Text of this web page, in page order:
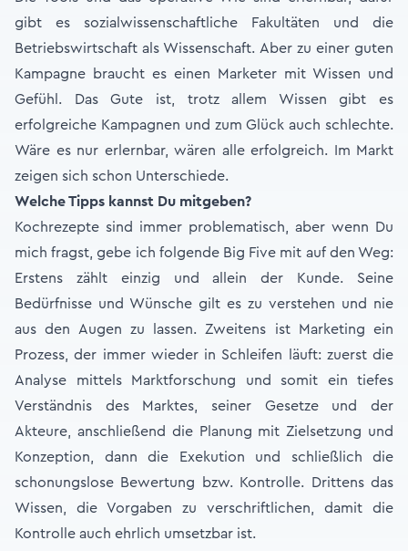
gibt es sozialwissenschaftliche Fakultäten und die
Betriebswirtschaft als Wissenschaft. Aber zu einer guten
Kampagne braucht es einen Marketer mit Wissen und
Gefühl. Das Gute ist, trotz allem Wissen gibt es
erfolgreiche Kampagnen und zum Glück auch schlechte.
Wäre es nur erlernbar, wären alle erfolgreich. Im Markt
zeigen sich schon Unterschiede.
Welche Tipps kannst Du mitgeben?
Kochrezepte sind immer problematisch, aber wenn Du
mich fragst, gebe ich folgende Big Five mit auf den Weg:
Erstens zählt einzig und allein der Kunde. Seine
Bedürfnisse und Wünsche gilt es zu verstehen und nie
aus den Augen zu lassen. Zweitens ist Marketing ein
Prozess, der immer wieder in Schleifen läuft: zuerst die
Analyse mittels Marktforschung und somit ein tiefes
Verständnis des Marktes, seiner Gesetze und der
Akteure, anschließend die Planung mit Zielsetzung und
Konzeption, dann die Exekution und schließlich die
schonungslose Bewertung bzw. Kontrolle. Drittens das
Wissen, die Vorgaben zu verschriftlichen, damit die
Kontrolle auch ehrlich umsetzbar ist.